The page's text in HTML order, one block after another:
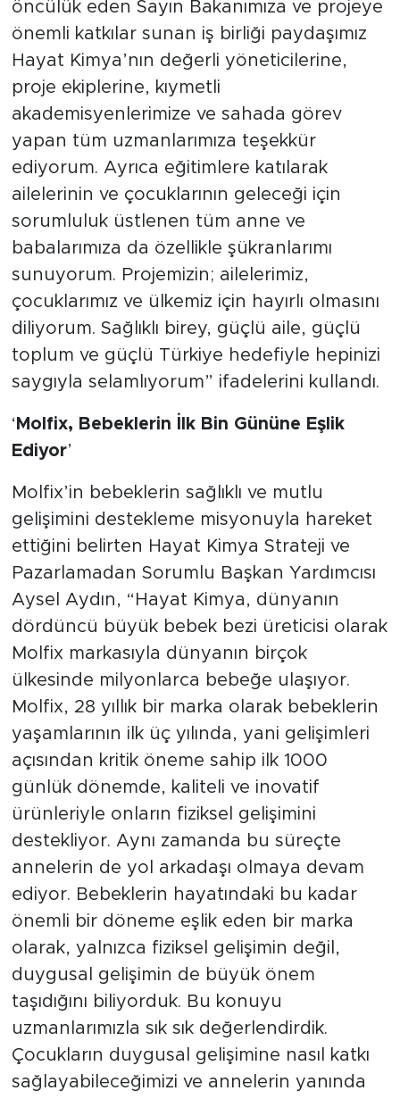
öncülük eden Sayın Bakanımıza ve projeye
önemli katkılar sunan iş birliği paydaşımız
Hayat Kimya’nın değerli yöneticilerine,
proje ekiplerine, kıymetli
akademisyenlerimize ve sahada görev
yapan tüm uzmanlarımıza teşekkür
ediyorum. Ayrıca eğitimlere katılarak
ailelerinin ve çocuklarının geleceği için
sorumluluk üstlenen tüm anne ve
babalarımıza da özellikle şükranlarımı
sunuyorum. Projemizin; ailelerimiz,
çocuklarımız ve ülkemiz için hayırlı olmasını
diliyorum. Sağlıklı birey, güçlü aile, güçlü
toplum ve güçlü Türkiye hedefiyle hepinizi
saygıyla selamlıyorum” ifadelerini kullandı.
‘ Molfix, Bebeklerin İlk Bin Gününe Eşlik
Ediyor’
Molfix’in bebeklerin sağlıklı ve mutlu
gelişimini destekleme misyonuyla hareket
ettiğini belirten Hayat Kimya Strateji ve
Pazarlamadan Sorumlu Başkan Yardımcısı
Aysel Aydın, “Hayat Kimya, dünyanın
dördüncü büyük bebek bezi üreticisi olarak
Molfix markasıyla dünyanın birçok
ülkesinde milyonlarca bebeğe ulaşıyor.
Molfix, 28 yıllık bir marka olarak bebeklerin
yaşamlarının ilk üç yılında, yani gelişimleri
açısından kritik öneme sahip ilk 1000
günlük dönemde, kaliteli ve inovatif
ürünleriyle onların fiziksel gelişimini
destekliyor. Aynı zamanda bu süreçte
annelerin de yol arkadaşı olmaya devam
ediyor. Bebeklerin hayatındaki bu kadar
önemli bir döneme eşlik eden bir marka
olarak, yalnızca fiziksel gelişimin değil,
duygusal gelişimin de büyük önem
taşıdığını biliyorduk. Bu konuyu
uzmanlarımızla sık sık değerlendirdik.
Çocukların duygusal gelişimine nasıl katkı
sağlayabileceğimizi ve annelerin yanında